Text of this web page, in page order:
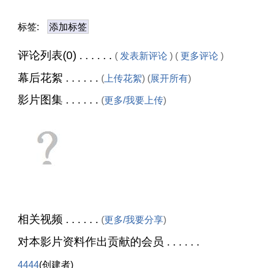
标签: 添加标签
评论列表(0) . . . . . . ( 发表新评论 ) ( 更多评论 )
幕后花絮 . . . . . . ( 上传花絮) (展开所有)
影片图集 . . . . . . (更多/我要上传)
相关视频 . . . . . . (更多/我要分享)
对本影片资料作出贡献的会员 . . . . . .
4444(创建者)